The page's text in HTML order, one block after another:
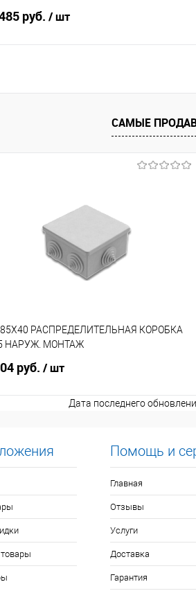
руб. / шт
Под заказ
САМЫЕ
РАСПРЕДЕЛИТЕЛЬНАЯ КОРОБКА
НАРУЖ. МОНТАЖ
руб. / шт
Дата последнего
Помощь и
Главная
Отзывы
Услуги
Доставка
Гарантия